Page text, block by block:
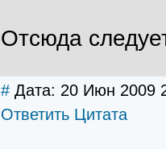
Отсюда
# Дата: 20 Июн 2009
Ответить Цитата